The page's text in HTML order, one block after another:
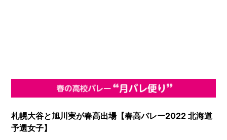
札幌大谷と旭川実が春高出場【春高バレー2022 北海道
予選女子】